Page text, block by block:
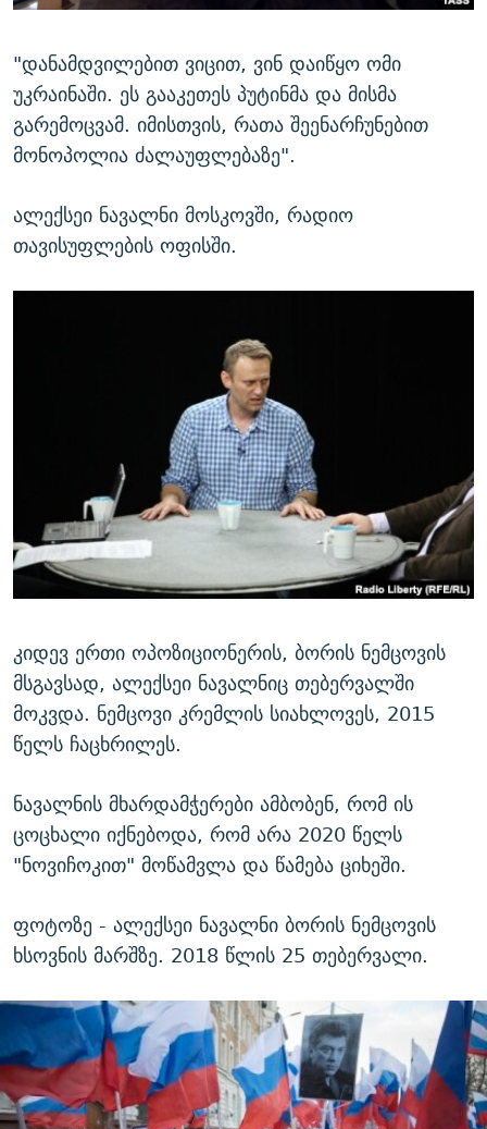
"დანამდვილებით ვიცით, ვინ დაიწყო ომი
უკრაინაში. ეს გააკეთეს პუტინმა და მისმა
გარემოცვამ. იმისთვის, რათა შეენარჩუნებით
მონოპოლია ძალაუფლებაზე".
ალექსეი ნავალნი მოსკოვში, რადიო
თავისუფლების ოფისში.
კიდევ ერთი ოპოზიციონერის, ბორის ნემცოვის
მსგავსად, ალექსეი ნავალნიც თებერვალში
მოკვდა. ნემცოვი კრემლის სიახლოვეს, 2015
წელს ჩაცხრილეს.
ნავალნის მხარდამჭერები ამბობენ, რომ ის
ცოცხალი იქნებოდა, რომ არა 2020 წელს
"ნოვიჩოკით" მოწამვლა და წამება ციხეში.
ფოტოზე - ალექსეი ნავალნი ბორის ნემცოვის
ხსოვნის მარშზე. 2018 წლის 25 თებერვალი.